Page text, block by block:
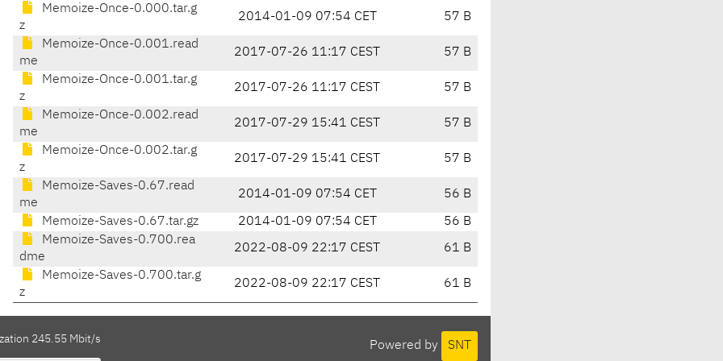
Memoize-Once-0.000.tar.g
z
2014-01-09 07:54 CET 57 B
Memoize-Once-0.001.read
me
2017-07-26 11:17 CEST 57 B
Memoize-Once-0.001.tar.g
z
2017-07-26 11:17 CEST 57 B
Memoize-Once-0.002.read
me
2017-07-29 15:41 CEST 57 B
Memoize-Once-0.002.tar.g
z
2017-07-29 15:41 CEST 57 B
Memoize-Saves-0.67.read
me
2014-01-09 07:54 CET 56 B
Memoize-Saves-0.67.tar.gz 2014-01-09 07:54 CET
56 B
Memoize-Saves-0.700.rea
dme
2022-08-09 22:17 CEST 61 B
Memoize-Saves-0.700.tar.g
z
2022-08-09 22:17 CEST 61 B
Powered by SNT
245.55 Mbit/s